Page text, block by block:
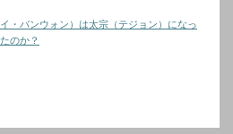
・バンウォン）は太宗（テジョン）になっ
のか？